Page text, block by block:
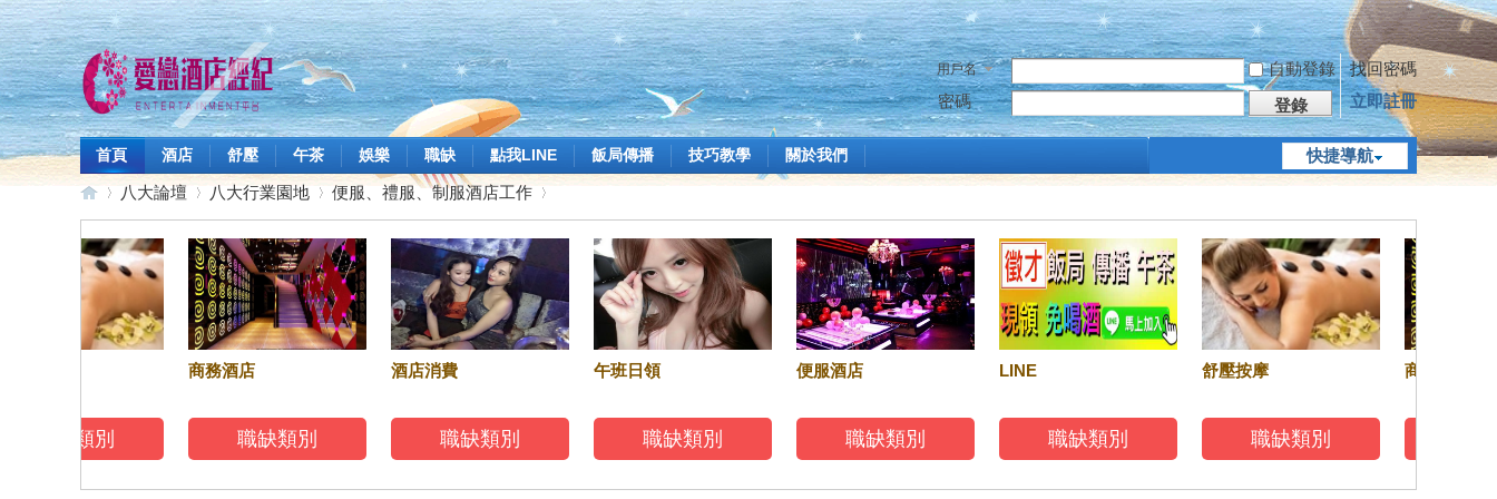
用戶名 自動登錄
找回密碼
密碼
登錄 立即註冊
快捷導航
首頁 酒店 舒壓 午茶 娛樂 職缺 點我LINE 飯局傳播 技巧教學 關於我們
愛»
八大論壇
›
八大行業園地
›
便服、禮服、制服酒店工作
職缺類別
商務酒店
職缺類別
酒店消費
職缺類別
午班日領
職缺類別
便服酒店
職缺類別
LINE
職缺類別
舒壓按摩
職缺類別
商務酒店